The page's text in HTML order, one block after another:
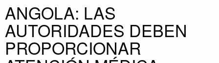
ANGOLA: LAS
AUTORIDADES DEBEN
PROPORCIONAR